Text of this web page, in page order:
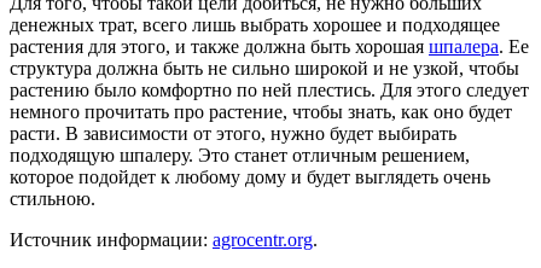
денежных трат, всего лишь выбрать хорошее и подходящее
растения для этого, и также должна быть хорошая шпалера. Ее
структура должна быть не сильно широкой и не узкой, чтобы
растению было комфортно по ней плестись. Для этого следует
немного прочитать про растение, чтобы знать, как оно будет
расти. В зависимости от этого, нужно будет выбирать
подходящую шпалеру. Это станет отличным решением,
которое подойдет к любому дому и будет выглядеть очень
стильною.
Источник информации: agrocentr.org.